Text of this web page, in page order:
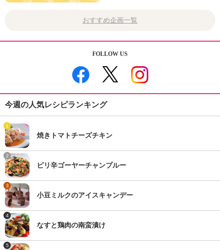
おすすめ企画一覧
FOLLOW US
今週の人気レシピランキング
1
焼きトマトチーズチキン
2
ピリ辛ゴーヤーチャンプルー
3
小豆ミルクのアイスキャンデー
4
なすと鶏肉の南蛮漬け
5